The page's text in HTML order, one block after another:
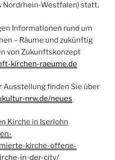
Nordrhein-Westfalen) statt.
Informationen rund um
– Räume und zukünftig
von Zukunftskonzept
kirchen-raeume.de
finden Sie über
nrw.de/neues
Kirche in Iserlohn
kirche-offene-
in-der-city/